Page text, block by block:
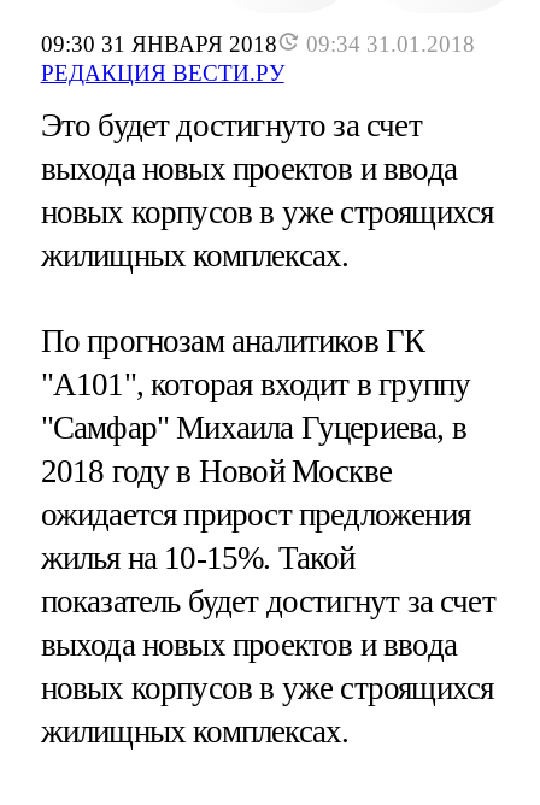
09:30 31 ЯНВАРЯ 2018
09:34 31.01.2018
РЕДАКЦИЯ ВЕСТИ.РУ
Это будет достигнуто за счет
выхода новых проектов и ввода
новых корпусов в уже строящихся
жилищных комплексах.
По прогнозам аналитиков ГК
"А101", которая входит в группу
"Самфар" Михаила Гуцериева, в
2018 году в Новой Москве
ожидается прирост предложения
жилья на 10-15%. Такой
показатель будет достигнут за счет
выхода новых проектов и ввода
новых корпусов в уже строящихся
жилищных комплексах.